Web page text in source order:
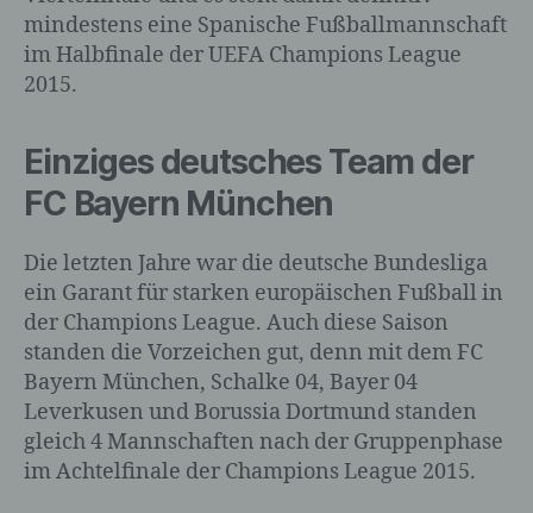
mindestens eine Spanische Fußballmannschaft
im Halbfinale der UEFA Champions League
2015.
Einziges deutsches Team der
FC Bayern München
Die letzten Jahre war die deutsche Bundesliga
ein Garant für starken europäischen Fußball in
der Champions League. Auch diese Saison
standen die Vorzeichen gut, denn mit dem FC
Bayern München, Schalke 04, Bayer 04
Leverkusen und Borussia Dortmund standen
gleich 4 Mannschaften nach der Gruppenphase
im Achtelfinale der Champions League 2015.
Person sind, identifiziert werden kann.
Betroffene Person ist jede identifizierte
oder identifizierbare natürliche Person,
deren personenbezogene Daten von dem
für die Verarbeitung Verantwortlichen
verarbeitet werden.
c) Verarbeitung
Verarbeitung ist jeder mit oder ohne Hilfe
automatisierter Verfahren ausgeführte
Vorgang oder jede solche Vorgangsreihe